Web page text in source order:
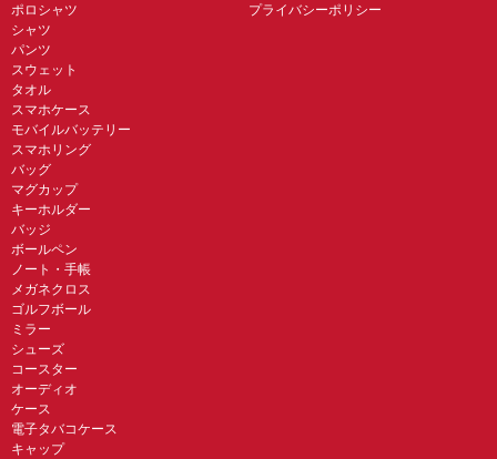
ポロシャツ
シャツ
パンツ
スウェット
タオル
スマホケース
モバイルバッテリー
スマホリング
バッグ
マグカップ
キーホルダー
バッジ
ボールペン
ノート・手帳
メガネクロス
ゴルフボール
ミラー
シューズ
コースター
オーディオ
ケース
電子タバコケース
キャップ
プライバシーポリシー